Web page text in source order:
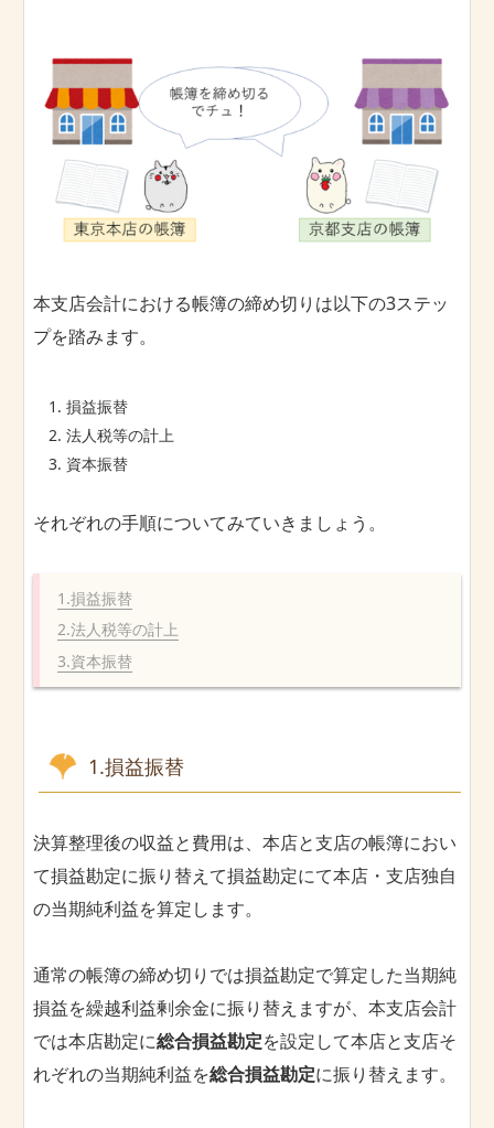
本支店会計における帳簿の締め切りは以下の3ステッ
プを踏みます。
損益振替
法人税等の計上
資本振替
それぞれの手順についてみていきましょう。
1.損益振替
2.法人税等の計上
3.資本振替
1.損益振替
決算整理後の収益と費用は、本店と支店の帳簿におい
て損益勘定に振り替えて損益勘定にて本店・支店独自
の当期純利益を算定します。
通常の帳簿の締め切りでは損益勘定で算定した当期純
損益を繰越利益剰余金に振り替えますが、本支店会計
では本店勘定に総合損益勘定を設定して本店と支店そ
れぞれの当期純利益を総合損益勘定に振り替えます。